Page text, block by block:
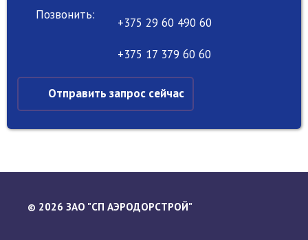
Позвонить:
+375 29 60 490 60
+375 17 379 60 60
Отправить запрос сейчас
© 2026 ЗАО "СП АЭРОДОРСТРОЙ"